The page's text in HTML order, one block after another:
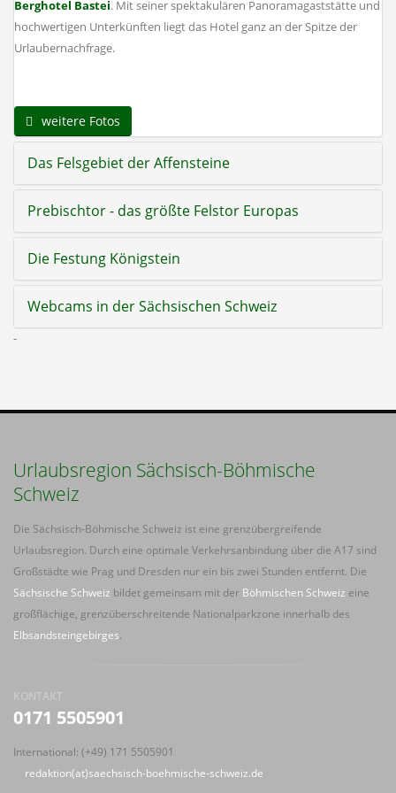
Berghotel Bastei. Mit seiner spektakulären Panoramagaststätte und
hochwertigen Unterkünften liegt das Hotel ganz an der Spitze der
Urlaubernachfrage.
weitere Fotos
Das Felsgebiet der Affensteine
Prebischtor - das größte Felstor Europas
Die Festung Königstein
Webcams in der Sächsischen Schweiz
-
Urlaubsregion Sächsisch-Böhmische
Schweiz
Die Sächsisch-Böhmische Schweiz ist eine grenzübergreifende
Urlaubsregion. Durch eine optimale Verkehrsanbindung über die A17 sind
Großstädte wie Prag und Dresden nur ein bis zwei Stunden entfernt. Die
Sächsische Schweiz bildet gemeinsam mit der Böhmischen Schweiz eine
großflächige, grenzüberschreitende Nationalparkzone innerhalb des
Elbsandsteingebirges.
KONTAKT
0171 5505901
International: (+49) 171 5505901
redaktion(at)saechsisch-boehmische-schweiz.de